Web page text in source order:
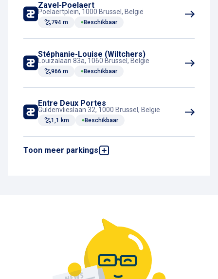
van 15.00 uur tot 2.00 uurende hele dag
tijdens weekends en feestdagen
Zavel-Poelaert
Poelaertplein, 1000 Brussel, België
794 m Beschikbaar
Stéphanie-Louise (Wiltchers)
Louizalaan 83a, 1060 Brussel, België
966 m Beschikbaar
Entre Deux Portes
Guldenvlieslaan 32, 1000 Brussel, België
1,1 km Beschikbaar
Toon meer parkings
Guldenvlies
Beschikbaar